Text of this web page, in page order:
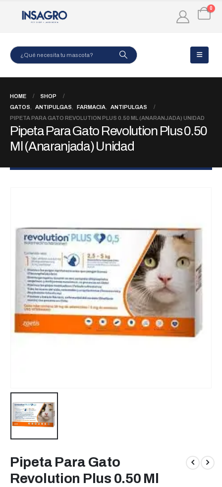
0
HOME
SHOP
GATOS
ANTIPULGAS FARMACIA
ANTIPULGAS
PIPETA PARA GATO REVOLUTION PLUS 0.50 ML (ANARANJADA) UNIDAD
Pipeta Para Gato Revolution Plus 0.50
Ml (Anaranjada) Unidad
Pipeta Para Gato
Revolution Plus 0.50 Ml